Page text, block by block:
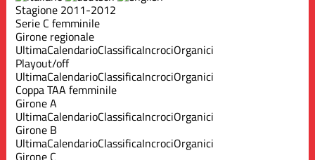
Stagione 2011-2012
Serie C femminile
Girone regionale
UltimaCalendarioClassificaIncrociOrganici
Playout/off
UltimaCalendarioClassificaIncrociOrganici
Coppa TAA femminile
Girone A
UltimaCalendarioClassificaIncrociOrganici
Girone B
UltimaCalendarioClassificaIncrociOrganici
Girone C